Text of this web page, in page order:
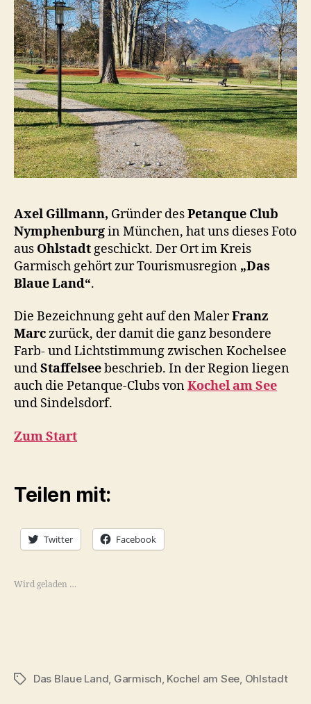
Axel Gillmann, Gründer desPetanque Club
Nymphenburgin München, hat uns dieses Foto
aus Ohlstadt geschickt. Der Ort im Kreis
Garmisch gehört zur Tourismusregion „Das
Blaue Land“.
Die Bezeichnung geht auf den MalerFranz
Marczurück, der damit die ganz besondere
Farb- und Lichtstimmung zwischen Kochelsee
undStaffelseebeschrieb. In der Region liegen
auch die Petanque-Clubs vonKochel am See
und Sindelsdorf.
Zum Start
Teilen mit:
Twitter Facebook
Wird geladen …
Schlagwörter
Das Blaue Land Garmisch Kochel am See Ohlstadt